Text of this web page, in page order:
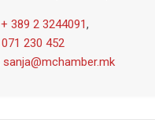
+ 389 2 3244091,
071 230 452
sanja@mchamber.mk